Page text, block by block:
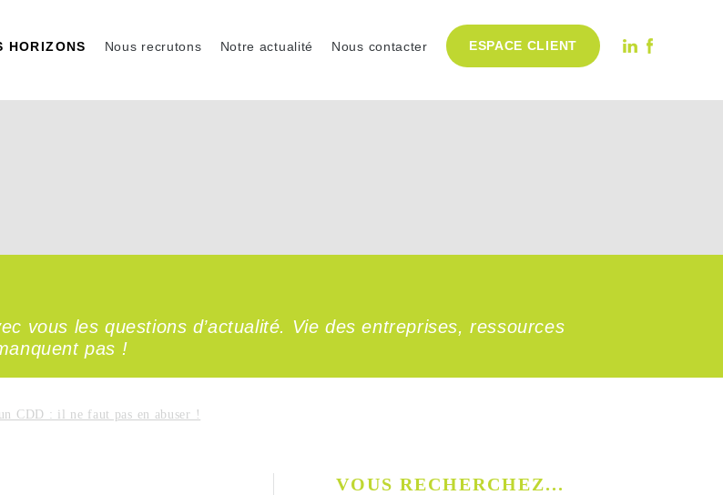
HORIZONS Nous recrutons Notre actualité Nous contacter ESPACE CLIENT
vous les questions d’actualité. Vie des entreprises, ressources
pas !
CDD : il ne faut pas en abuser !
VOUS RECHERCHEZ...